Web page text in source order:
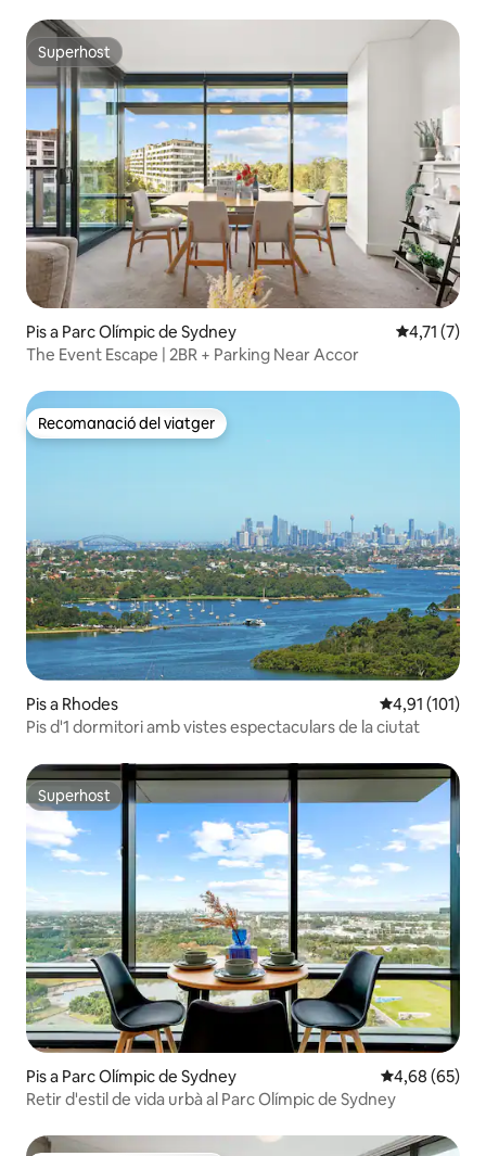
Superhost
Superhost
Pis a Parc Olímpic de Sydney 4,71 de
4,71 (7)
The Event Escape | 2BR + Parking Near Accor
Recomanació del viatger
Recomanació del viatger
Pis a Rhodes 4,91 de
4,91 (101)
Pis d'1 dormitori amb vistes espectaculars de la ciutat
Superhost
Superhost
Pis a Parc Olímpic de Sydney 4,68 de
4,68 (65)
Retir d'estil de vida urbà al Parc Olímpic de Sydney